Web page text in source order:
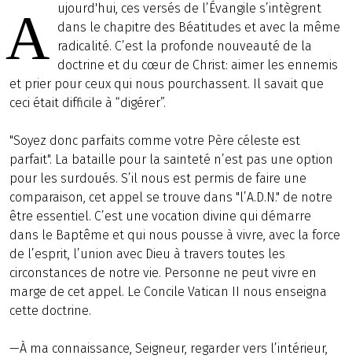
A
ujourd'hui, ces versés de l’Évangile s’intègrent
dans le chapitre des Béatitudes et avec la même
radicalité. C’est la profonde nouveauté de la
doctrine et du cœur de Christ: aimer les ennemis
et prier pour ceux qui nous pourchassent. Il savait que
ceci était difficile à “digérer”.
"Soyez donc parfaits comme votre Père céleste est
parfait". La bataille pour la sainteté n’est pas une option
pour les surdoués. S’il nous est permis de faire une
comparaison, cet appel se trouve dans "l’A.D.N." de notre
être essentiel. C’est une vocation divine qui démarre
dans le Baptême et qui nous pousse à vivre, avec la force
de l’esprit, l’union avec Dieu à travers toutes les
circonstances de notre vie. Personne ne peut vivre en
marge de cet appel. Le Concile Vatican II nous enseigna
cette doctrine.
—À ma connaissance, Seigneur, regarder vers l’intérieur,